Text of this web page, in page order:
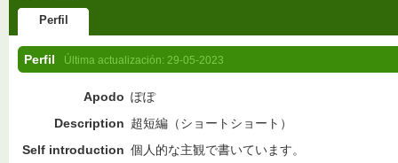
Perfil
Perfil Última actualización: 29-05-2023
Apodo ぽぽ
Description 超短編（ショートショート）
Self introduction 個人的な主観で書いています。